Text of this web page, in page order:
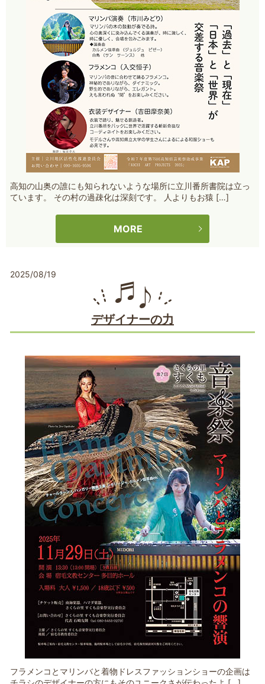
高知の山奥の誰にも知られないような場所に立川番所書院は立っ
ています。 その村の過疎化は深刻です。 人よりもお猿 […]
MORE
2025/08/19
デザイナーの力
フラメンコとマリンバと着物ドレスファッションショーの企画は